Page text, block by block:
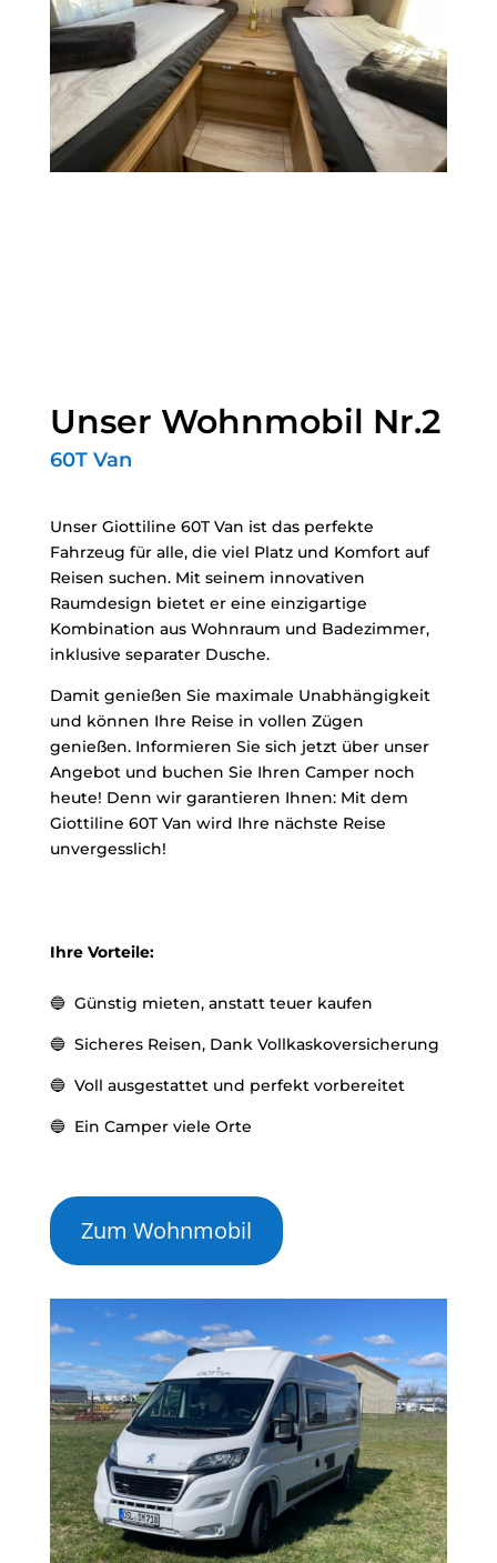
Unser Wohnmobil Nr.2
60T Van
Unser Giottiline 60T Van ist das perfekte
Fahrzeug für alle, die viel Platz und Komfort auf
Reisen suchen. Mit seinem innovativen
Raumdesign bietet er eine einzigartige
Kombination aus Wohnraum und Badezimmer,
inklusive separater Dusche.
Damit genießen Sie maximale Unabhängigkeit
und können Ihre Reise in vollen Zügen
genießen. Informieren Sie sich jetzt über unser
Angebot und buchen Sie Ihren Camper noch
heute! Denn wir garantieren Ihnen: Mit dem
Giottiline 60T Van wird Ihre nächste Reise
unvergesslich!
Ihre Vorteile:
🔵 Günstig mieten, anstatt teuer kaufen
🔵 Sicheres Reisen, Dank Vollkaskoversicherung
🔵 Voll ausgestattet und perfekt vorbereitet
🔵 Ein Camper viele Orte
Zum Wohnmobil